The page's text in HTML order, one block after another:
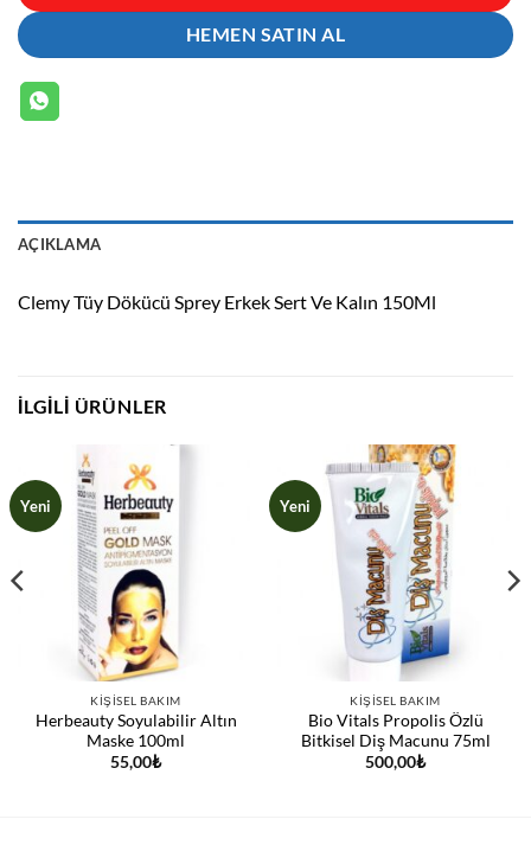
HEMEN SATIN AL
AÇIKLAMA
Clemy Tüy Dökücü Sprey Erkek Sert Ve Kalın 150Ml
İLGILI ÜRÜNLER
Yeni
KIŞISEL BAKIM
Herbeauty Soyulabilir Altın
Maske 100ml
55,00₺
Yeni
KIŞISEL BAKIM
Bio Vitals Propolis Özlü
Bitkisel Diş Macunu 75ml
500,00₺